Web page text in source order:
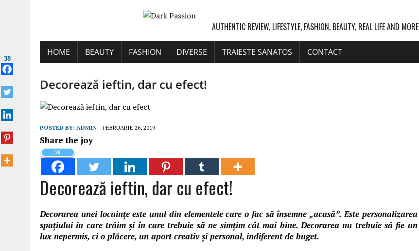
AUTHENTIC REVIEW, LIFESTYLE, FASHION, BEAUTY, REAL LIFE AND MORE
HOME BEAUTY FASHION DIVERSE TRAIESTE SANATOS CONTACT
Decorează ieftin, dar cu efect!
POSTED BY: ADMIN FEBRUARIE 26, 2019
Share the joy
38
Decorează ieftin, dar cu efect!
Decorarea unei locuințe este unul din elementele care o fac să însemne „acasă”. Este personalizarea
spațiului în care trăim și în care trebuie să ne simțim cât mai bine. Decorarea nu trebuie să fie un
lux nepermis, ci o plăcere, un aport creativ și personal, indiferent de buget.
38